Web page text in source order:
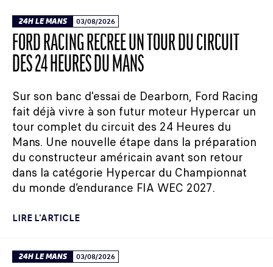
24H LE MANS 03/08/2026
FORD RACING RECRÉE UN TOUR DU CIRCUIT
DES 24 HEURES DU MANS
Sur son banc d'essai de Dearborn, Ford Racing
fait déjà vivre à son futur moteur Hypercar un
tour complet du circuit des 24 Heures du
Mans. Une nouvelle étape dans la préparation
du constructeur américain avant son retour
dans la catégorie Hypercar du Championnat
du monde d’endurance FIA WEC 2027.
LIRE L'ARTICLE
24H LE MANS 03/08/2026